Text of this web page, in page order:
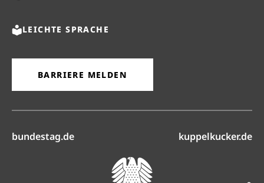
LEICHTE SPRACHE
BARRIERE MELDEN
bundestag.de(öffnet in neuem Reiter)kuppelkucker.de